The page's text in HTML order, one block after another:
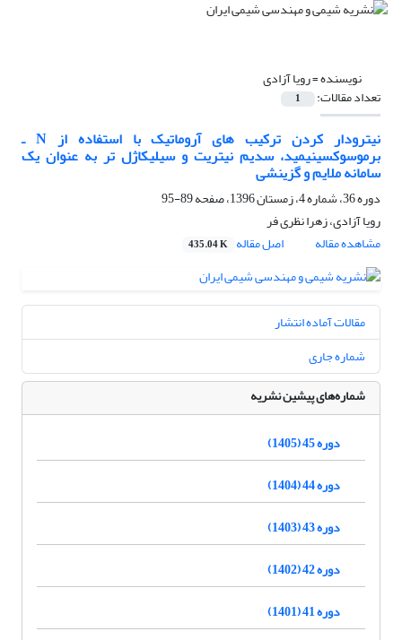
نویسنده =رویا آزادی
تعداد مقالات: 1
نیترودار کردن ترکیب های آروماتیک با استفاده از N ـ
برموسوکسینیمید، سدیم نیتریت و سیلیکاژل تر به عنوان یک
سامانه ملایم و گزینشی
دوره 36، شماره 4، زمستان 1396، صفحه
89-95
رویا آزادی، زهرا نظری فر
مشاهده مقاله
اصل مقاله 435.04 K
مقالات آماده انتشار
شماره جاری
شماره‌های پیشین نشریه
دوره 45 (1405)
دوره 44 (1404)
دوره 43 (1403)
دوره 42 (1402)
دوره 41 (1401)